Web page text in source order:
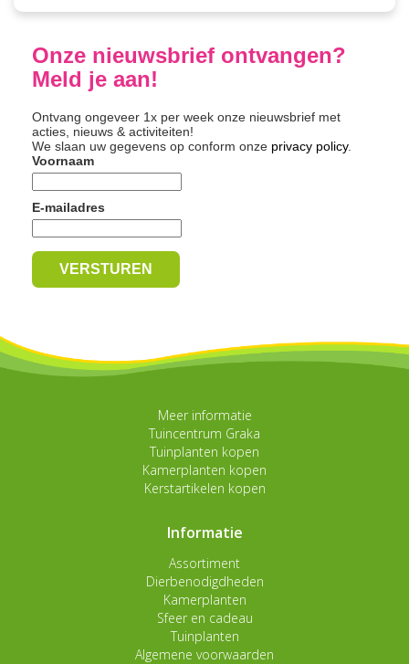
Onze nieuwsbrief ontvangen?
Meld je aan!
Ontvang ongeveer 1x per week onze nieuwsbrief met
acties, nieuws & activiteiten!
We slaan uw gegevens op conform onze privacy policy.
Voornaam
E-mailadres
Meer informatie
Tuincentrum Graka
Tuinplanten kopen
Kamerplanten kopen
Kerstartikelen kopen
Informatie
Assortiment
Dierbenodigdheden
Kamerplanten
Sfeer en cadeau
Tuinplanten
Algemene voorwaarden